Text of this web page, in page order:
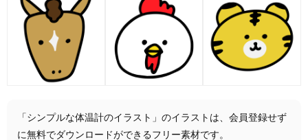
「シンプルな体温計のイラスト」のイラストは、会員登録せず
に無料でダウンロードができるフリー素材です。